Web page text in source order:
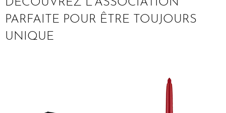
DÉCOUVREZ L'ASSOCIATION
PARFAITE POUR ÊTRE TOUJOURS
UNIQUE